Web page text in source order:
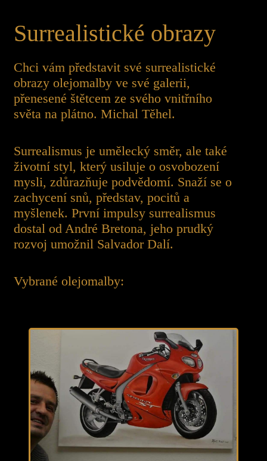
Surrealistické obrazy
Chci vám představit své surrealistické
obrazy olejomalby ve své galerii,
přenesené štětcem ze svého vnitřního
světa na plátno. Michal Těhel.
Surrealismus je umělecký směr, ale také
životní styl, který usiluje o osvobození
mysli, zdůrazňuje podvědomí. Snaží se o
zachycení snů, představ, pocitů a
myšlenek. První impulsy surrealismus
dostal od André Bretona, jeho prudký
rozvoj umožnil Salvador Dalí.
Vybrané olejomalby: